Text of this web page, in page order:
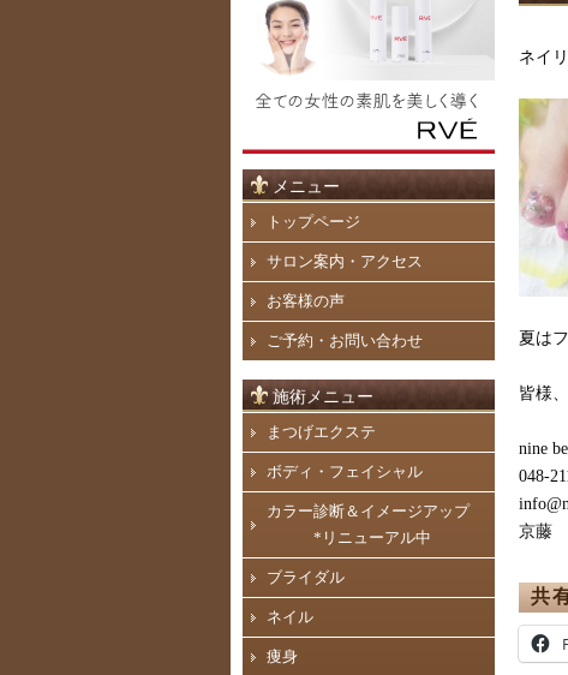
ネイ
夏は
皆様
nine
048-
京藤
共
メニュー
トップページ
サロン案内・アクセス
お客様の声
ご予約・お問い合わせ
施術メニュー
まつげエクステ
ボディ・フェイシャル
カラー診断＆イメージアップ
*リニューアル中
ブライダル
ネイル
痩身